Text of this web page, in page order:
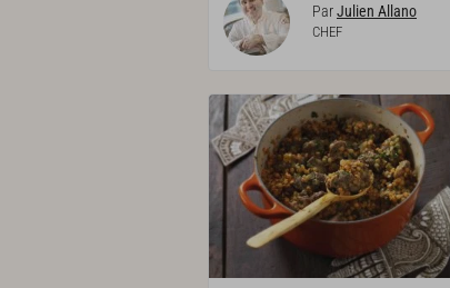
ParJulien Allano
CHEF